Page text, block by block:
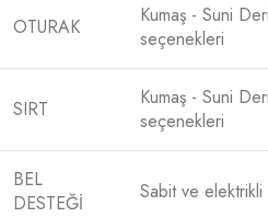
OTURAK
Kumaş - Suni
seçenekleri
SIRT
Kumaş - Suni
seçenekleri
BEL
DESTEĞİ
Sabit ve